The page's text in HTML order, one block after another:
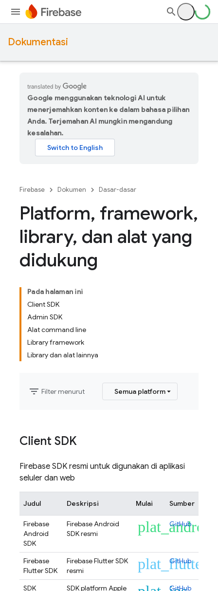
Dokumentasi
Google menggunakan teknologi AI untuk
menerjemahkan konten ke dalam bahasa pilihan
Anda. Terjemahan AI mungkin mengandung
kesalahan.
Firebase Dokumen Dasar-dasar
Platform, framework,
library, dan alat yang
didukung
Pada halaman ini
Client SDK
Admin SDK
Alat command line
Library framework
Library dan alat lainnya
filter_list Filter menurut Semua platform
Client SDK
Firebase SDK resmi untuk digunakan di aplikasi
seluler dan web
Judul Deskripsi Mulai Sumber
Firebase
Android
SDK
Firebase Android
SDK resmi
plat_android
GitHub
Firebase
Flutter SDK
Firebase Flutter SDK
resmi
plat_flutter
GitHub
SDK
SDK platform Apple
GitHub